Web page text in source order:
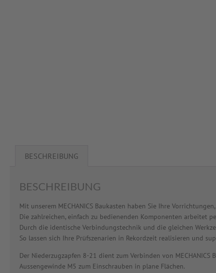
BESCHREIBUNG
BESCHREIBUNG
Mit unserem MECHANICS Baukasten haben Sie Ihre
Die zahlreichen, einfach zu bedienenden Komponenten arbeitet
Durch die identische Verbindungstechnik und die gleichen
So lassen sich Ihre Prüfszenarien in Rekordzeit realisieren und
Der Niederzugzapfen 8-21 dient zum Verbinden von MECHANICS
Aussengewinde M5 zum Einschrauben in plane Flächen.